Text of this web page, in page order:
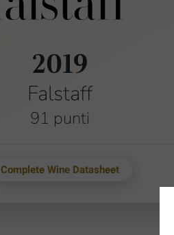
2019
Falstaff
91 punti
Complete Wine Datasheet